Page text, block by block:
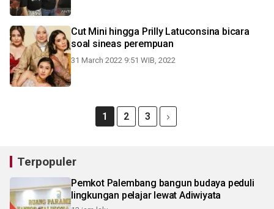
Cut Mini hingga Prilly Latuconsina bicara
soal sineas perempuan
31 March 2022 9:51 WIB, 2022
1 2 3
Terpopuler
Pemkot Palembang bangun budaya peduli
lingkungan pelajar lewat Adiwiyata